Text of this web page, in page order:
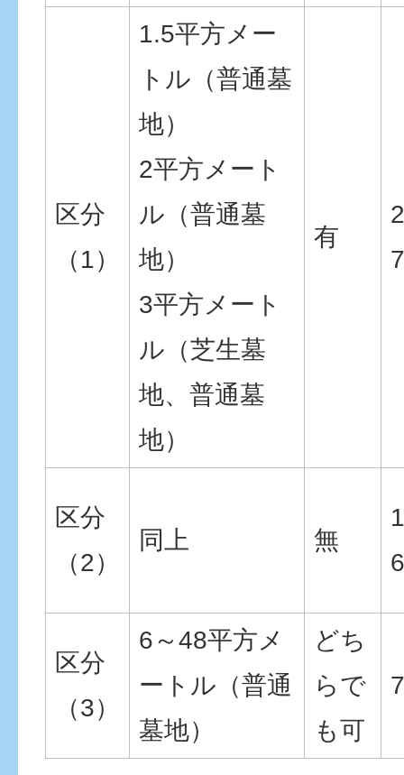
区分
（1）
1.5平方メー
トル（普通墓
地）
2平方メート
ル（普通墓
地）
3平方メート
ル（芝生墓
地、普通墓
地）
有
2
7
区分
（2）
同上 無
1
6
区分
（3）
6～48平方メ
ートル（普通
墓地）
どち
らで
も可
7